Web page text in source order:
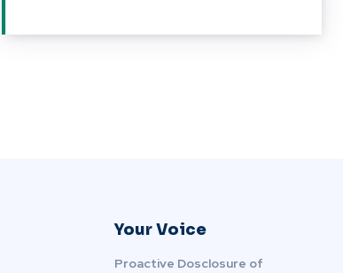
Your Voice
Proactive Dosclosure of